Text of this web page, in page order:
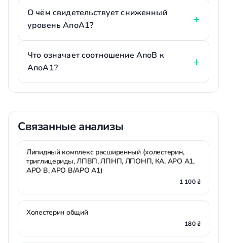
О чём свидетельствует сниженный
уровень АпоА1?
Что означает соотношение АпоВ к
АпоА1?
Связанные анализы
Липидный комплекс расширенный (холестерин,
триглицериды, ЛПВП, ЛПНП, ЛПОНП, КА, АPO А1,
АPO В, АPO В/АPO А1)
1 100 ₴
Холестерин общий
180 ₴